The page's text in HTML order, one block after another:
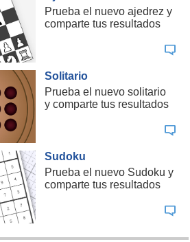
Prueba el nuevo ajedrez y
comparte tus resultados
Solitario
Prueba el nuevo solitario
y comparte tus resultados
Sudoku
Prueba el nuevo Sudoku y
comparte tus resultados